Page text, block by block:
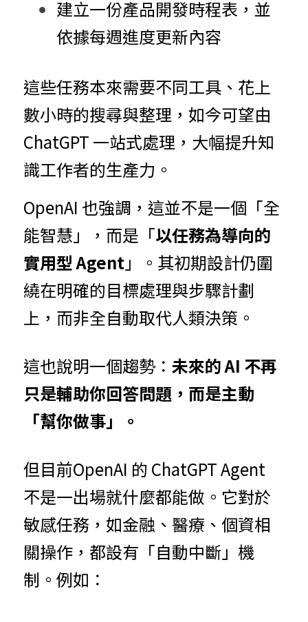
建立一份產品開發時程表，並
依據每週進度更新內容
這些任務本來需要不同工具、花上
數小時的搜尋與整理，如今可望由
ChatGPT 一站式處理，大幅提升知
識工作者的生產力。
OpenAI 也強調，這並不是一個「全
能智慧」，而是「以任務為導向的
實用型 Agent 」。其初期設計仍圍
繞在明確的目標處理與步驟計劃
上，而非全自動取代人類決策。
這也說明一個趨勢： 未來的 AI 不再
只是輔助你回答問題，而是主動
「幫你做事」。
但目前OpenAI 的 ChatGPT Agent
不是一出場就什麼都能做。它對於
敏感任務，如金融、醫療、個資相
關操作，都設有「自動中斷」機
制。例如：